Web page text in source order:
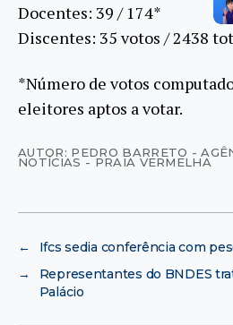
Docentes: 39 / 174*
Discentes: 35 votos / 2438
*Número de votos
eleitores aptos a votar.
AUTOR: PEDRO BARRETO -
NOTÍCIAS - PRAIA VERMELHA
←
Ifcs sedia conferência com
→
Representantes do BNDES
Palácio